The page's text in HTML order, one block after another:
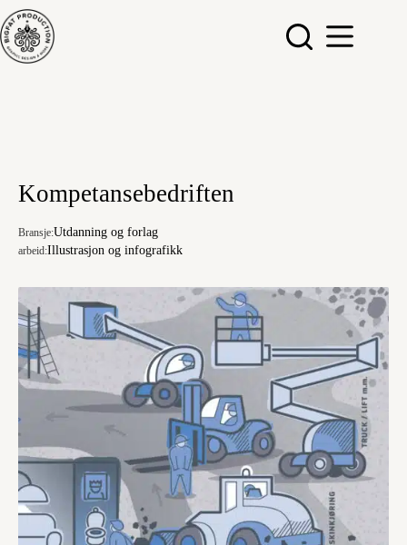
Hopp
til
innholdet
Kompetansebedriften
Bransje:Utdanning og forlag
arbeid:Illustrasjon og infografikk